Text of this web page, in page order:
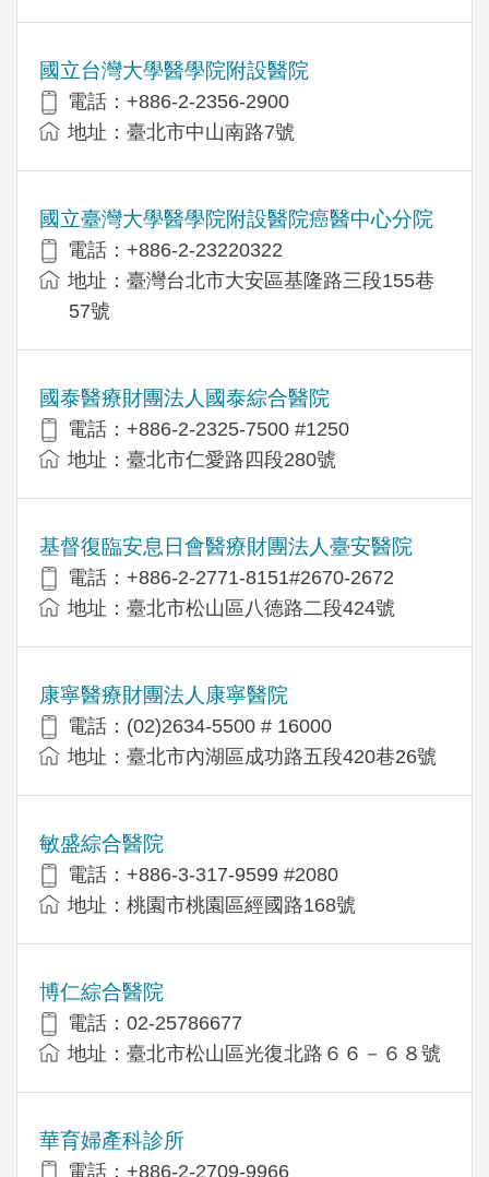
國立台灣大學醫學院附設醫院
電話：+886-2-2356-2900
地址：臺北市中山南路7號
國立臺灣大學醫學院附設醫院癌醫中心分院
電話：+886-2-23220322
地址：臺灣台北市大安區基隆路三段155巷
57號
國泰醫療財團法人國泰綜合醫院
電話：+886-2-2325-7500 #1250
地址：臺北市仁愛路四段280號
基督復臨安息日會醫療財團法人臺安醫院
電話：+886-2-2771-8151#2670-2672
地址：臺北市松山區八德路二段424號
康寧醫療財團法人康寧醫院
電話：(02)2634-5500 # 16000
地址：臺北市內湖區成功路五段420巷26號
敏盛綜合醫院
電話：+886-3-317-9599 #2080
地址：桃園市桃園區經國路168號
博仁綜合醫院
電話：02-25786677
地址：臺北市松山區光復北路６６－６８號
華育婦產科診所
電話：+886-2-2709-9966